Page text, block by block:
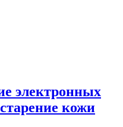
электронных
кожи